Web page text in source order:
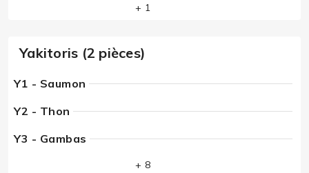
+ 1
Yakitoris (2 pièces)
Y1 - Saumon
Y2 - Thon
Y3 - Gambas
+ 8